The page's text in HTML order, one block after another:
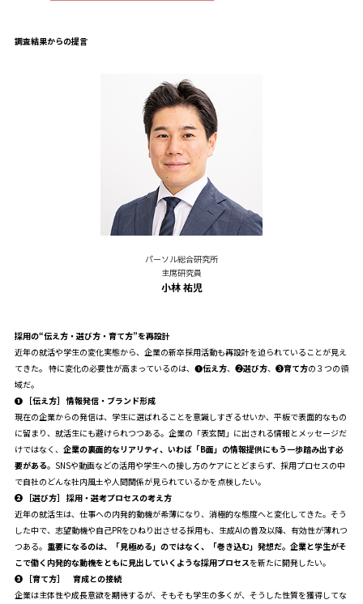
調査結果からの提言
パーソル総合研究所
主席研究員
小林 祐児
採用の“伝え方・選び方・育て方”を再設計
近年の就活や学生の変化実態から、企業の新卒採用活動も再設計を迫られていることが見え
てきた。 特に変化の必要性が高まっているのは、❶伝え方、❷選び方、❸育て方の３つの領
域だ。
❶ ［伝え方］ 情報発信・ブランド形成
現在の企業からの発信は、学生に選ばれることを意識しすぎるせいか、平板で表面的なもの
に留まり、就活生にも避けられつつある。企業の「表玄関」に出される情報とメッセージだ
けではなく、 企業の裏面的なリアリティ、いわば「B面」の情報提供にもう一歩踏み出す必
要がある。SNSや動画などの活用や学生への接し方のケアにとどまらず、採用プロセスの中
で自社のどんな社内風土や人間関係が見られているかを点検したい。
❷ ［選び方］ 採用・選考プロセスの考え方
近年の就活生は、仕事への内発的動機が希薄になり、消極的な態度へと変化してきた。そう
した中で、志望動機や自己PRをひねり出させる採用も、生成AIの普及以降、有効性が薄れつ
つある。 重要になるのは、「見極める」のではなく、「巻き込む」発想だ。企業と学生がそ
こで働く内発的な動機をともに見出していくような採用プロセスを新たに開発したい。
❸ ［育て方］ 育成との接続
企業は主体性や成長意欲を期待するが、そもそも学生の多くが、そうした性質を獲得してな